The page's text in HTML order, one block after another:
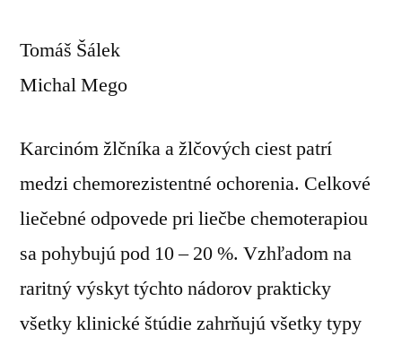
Tomáš Šálek
Michal Mego
Karcinóm žlčníka a žlčových ciest patrí
medzi chemorezistentné ochorenia. Celkové
liečebné odpovede pri liečbe chemoterapiou
sa pohybujú pod 10 – 20 %. Vzhľadom na
raritný výskyt týchto nádorov prakticky
všetky klinické štúdie zahrňujú všetky typy